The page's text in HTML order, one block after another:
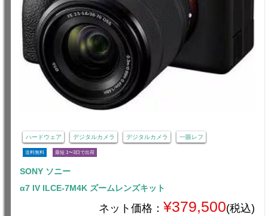
ハードウェア デジタルカメラ デジタルカメラ 一眼レフ
送料無料 最短 1〜3日で出荷
SONY ソニー
α7 IV ILCE-7M4K ズームレンズキット
ネット価格： ¥379,500(税込)